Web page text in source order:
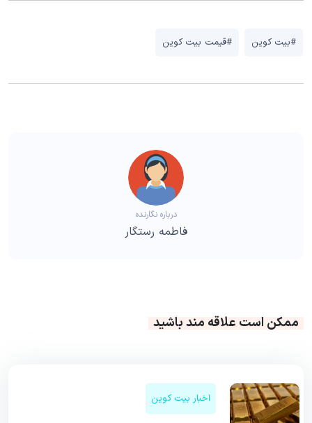
#بیت کوین #قیمت بیت کوین
درباره نگارنده
فاطمه رستگار
ممکن است علاقه مند باشید
اخبار بیت کوین